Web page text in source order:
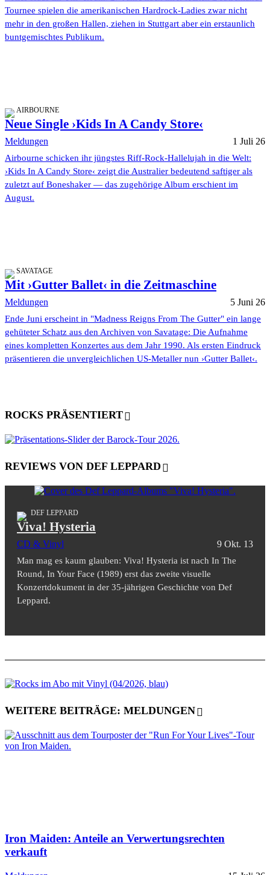
Tournee spielen die amerikanischen Hardrock-Ladies zwar nicht
mehr in den großen Hallen, ziehen in Stuttgart aber ein erstaunlich
buntgemischtes Publikum.
AIRBOURNE
Neue Single ›Kids In A Candy Store‹
Meldungen 1 Juli 26
Airbourne schicken ihr jüngstes Riff-Rock-Hallelujah in die Welt:
›Kids In A Candy Store‹ zeigt die Australier bedeutend saftiger als
zuletzt auf Boneshaker — das zugehörige Album erschient im
August.
SAVATAGE
Mit ›Gutter Ballet‹ in die Zeitmaschine
Meldungen 5 Juni 26
Ende Juni erscheint in "Madness Reigns From The Gutter" ein lange
gehüteter Schatz aus den Archiven von Savatage: Die Aufnahme
eines kompletten Konzertes aus dem Jahr 1990. Als ersten Eindruck
präsentieren die unvergleichlichen US-Metaller nun ›Gutter Ballet‹.
ROCKS PRÄSENTIERT
REVIEWS VON DEF LEPPARD
DEF LEPPARD
Viva! Hysteria
CD & Vinyl 9 Okt. 13
Man mag es kaum glauben: Viva! Hysteria ist nach In The
Round, In Your Face (1989) erst das zweite visuelle
Konzertdokument in der 35-jährigen Geschichte von Def
Leppard.
WEITERE BEITRÄGE: MELDUNGEN
Iron Maiden: Anteile an Verwertungsrechten
verkauft